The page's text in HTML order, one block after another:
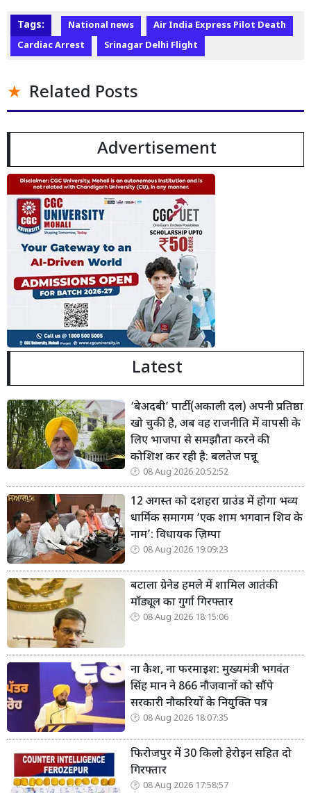
Tags: National news
Air India Express Pilot Death
Cardiac Arrest
Srinagar Delhi Flight
Related Posts
Advertisement
Latest
‘बेअदबी’ पार्टी (अकाली दल) अपनी प्रतिष्ठा
खो चुकी है, अब वह राजनीति में वापसी के
लिए भाजपा से समझौता करने की
कोशिश कर रही है: बलतेज पन्नू
08 Aug 2026 20:52:52
12 अगस्त को दशहरा ग्राउंड में होगा भव्य
धार्मिक समागम ‘एक शाम भगवान शिव के
नाम’: विधायक ज़िम्पा
08 Aug 2026 19:09:23
बटाला ग्रेनेड हमले में शामिल आतंकी
मॉड्यूल का गुर्गा गिरफ्तार
08 Aug 2026 18:15:06
ना कैश, ना फरमाइश: मुख्यमंत्री भगवंत
सिंह मान ने 866 नौजवानों को सौंपे
सरकारी नौकरियों के नियुक्ति पत्र
08 Aug 2026 18:07:35
फिरोजपुर में 30 किलो हेरोइन सहित दो
गिरफ्तार
08 Aug 2026 17:58:57